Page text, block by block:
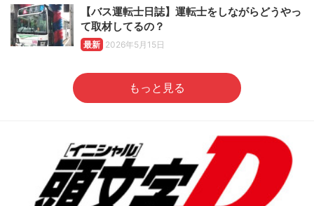
【バス運転士日誌】運転士をしながらどうやっ
て取材してるの？
最新 2026年5月15日
もっと見る